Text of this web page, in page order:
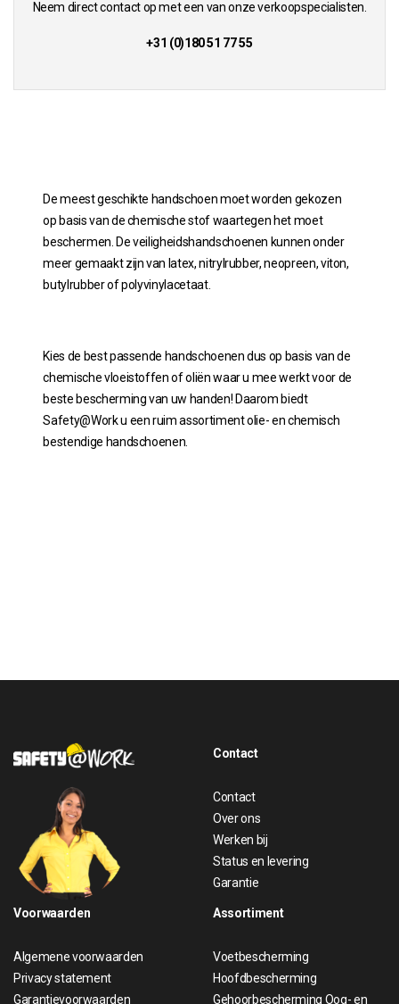
Neem direct contact op met een van onze verkoopspecialisten.
+31 (0)180 51 77 55
De meest geschikte handschoen moet worden gekozen
op basis van de chemische stof waartegen het moet
beschermen. De veiligheidshandschoenen kunnen onder
meer gemaakt zijn van latex, nitrylrubber, neopreen, viton,
butylrubber of polyvinylacetaat.
Kies de best passende handschoenen dus op basis van de
chemische vloeistoffen of oliën waar u mee werkt voor de
beste bescherming van uw handen! Daarom biedt
Safety@Work u een ruim assortiment olie- en chemisch
bestendige handschoenen.
Contact
Contact
Over ons
Werken bij
Status en levering
Garantie
Voorwaarden
Algemene voorwaarden
Privacy statement
Garantievoorwaarden
Assortiment
Voetbescherming
Hoofdbescherming
Gehoorbescherming Oog- en